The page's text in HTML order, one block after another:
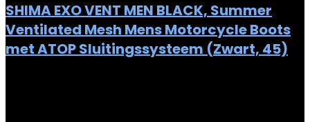
SHIMA EXO VENT MEN BLACK, Summer
Ventilated Mesh Mens Motorcycle Boots
met ATOP Sluitingssysteem (Zwart, 45)